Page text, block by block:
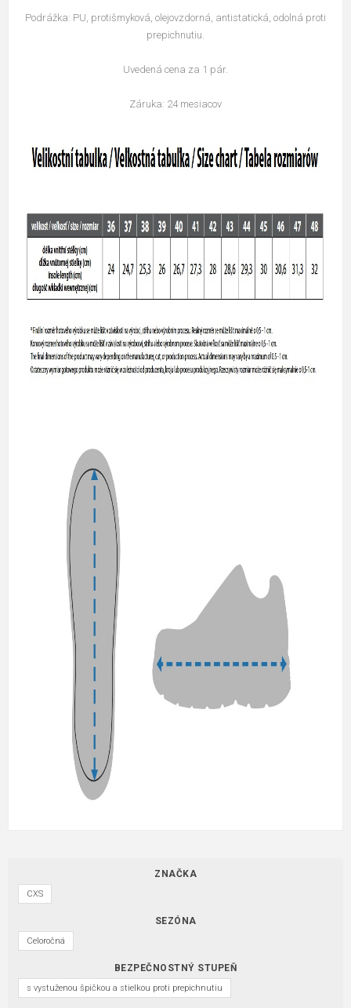
Podrážka: PU, protišmyková, olejovzdorná, antistatická, odolná proti
prepichnutiu.
Uvedená cena za 1 pár.
Záruka: 24 mesiacov
ZNAČKA
CXS
SEZÓNA
Celoročná
BEZPEČNOSTNÝ STUPEŇ
s vystuženou špičkou a stielkou proti prepichnutiu